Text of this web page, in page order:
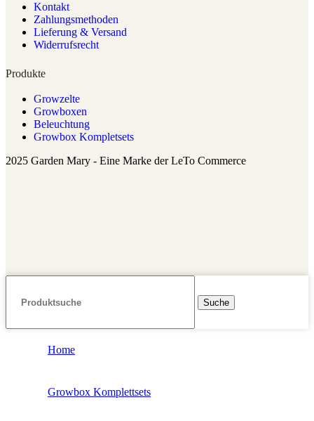
Kontakt
Zahlungsmethoden
Lieferung & Versand
Widerrufsrecht
Produkte
Growzelte
Growboxen
Beleuchtung
Growbox Kompletsets
2025 Garden Mary - Eine Marke der LeTo Commerce
Suche
Home
Growbox Komplettsets